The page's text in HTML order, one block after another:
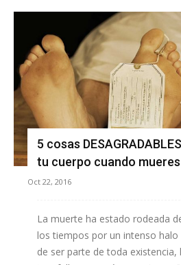
5 cosas
tu cuerpo cuando mueres
Oct 22, 2016
La muerte ha estado rodeada
los tiempos por un intenso
de ser parte de toda existencia,